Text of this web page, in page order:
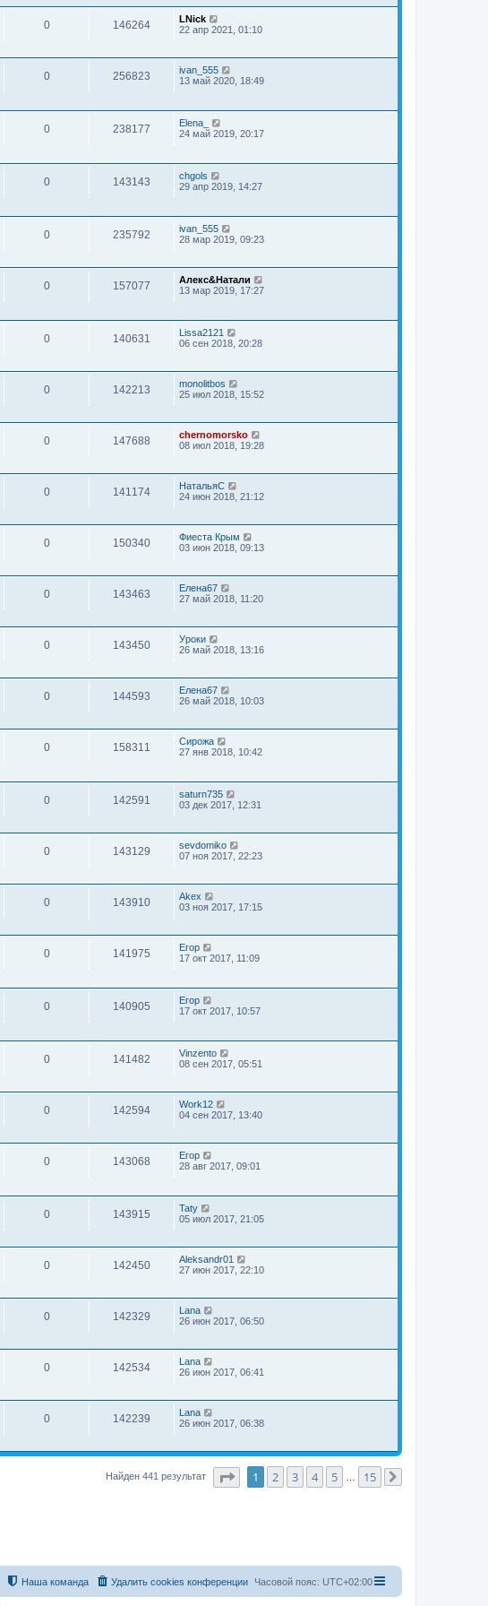
0 146264
LNick
22 апр 2021, 01:10
0 256823
ivan_555
13 май 2020, 18:49
0 238177
Elena_
24 май 2019, 20:17
0 143143
chgols
29 апр 2019, 14:27
0 235792
ivan_555
28 мар 2019, 09:23
0 157077
Алекс&Натали
13 мар 2019, 17:27
0 140631
Lissa2121
06 сен 2018, 20:28
0 142213
monolitbos
25 июл 2018, 15:52
0 147688
chernomorsko
08 июл 2018, 19:28
0 141174
НатальяС
24 июн 2018, 21:12
0 150340
Фиеста Крым
03 июн 2018, 09:13
0 143463
Елена67
27 май 2018, 11:20
0 143450
Уроки
26 май 2018, 13:16
0 144593
Елена67
26 май 2018, 10:03
0 158311
Сирожа
27 янв 2018, 10:42
0 142591
saturn735
03 дек 2017, 12:31
0 143129
sevdomiko
07 ноя 2017, 22:23
0 143910
Akex
03 ноя 2017, 17:15
0 141975
Егор
17 окт 2017, 11:09
0 140905
Егор
17 окт 2017, 10:57
0 141482
Vinzento
08 сен 2017, 05:51
0 142594
Work12
04 сен 2017, 13:40
0 143068
Егор
28 авг 2017, 09:01
0 143915
Taty
05 июл 2017, 21:05
0 142450
Aleksandr01
27 июн 2017, 22:10
0 142329
Lana
26 июн 2017, 06:50
0 142534
Lana
26 июн 2017, 06:41
0 142239
Lana
26 июн 2017, 06:38
Найден 441 результат Страница 1 из15
1 2 3 4 5 15
Часовой пояс: UTC+02:00
Удалить cookies конференции
Наша команда